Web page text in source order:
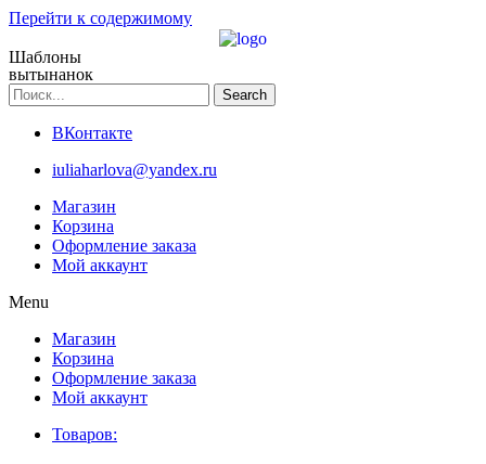
Перейти к содержимому
Шаблоны
вытынанок
Search
ВКонтакте
iuliaharlova@yandex.ru
Магазин
Корзина
Оформление заказа
Мой аккаунт
Menu
Магазин
Корзина
Оформление заказа
Мой аккаунт
Товаров: